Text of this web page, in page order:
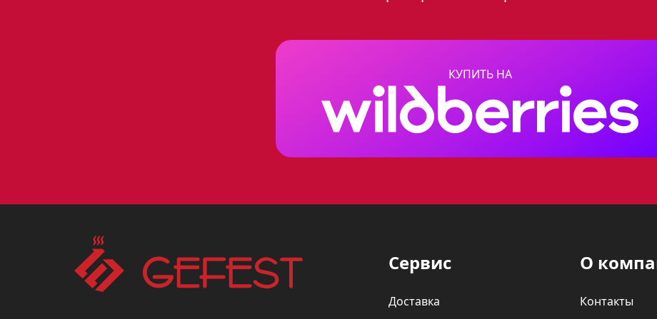
Панель отличается простой в эксплуатации и уходе, благодаря стеклянной
Она имеет отличные эксплуатационные характеристики и приемлемую цену,
привлекательной для широкого круга покупателей.
для людей, любят готовить разнообразные кулинарные шедевры.
Благодаря широкой функциональности и стильному дизайну, она станет
кухни.
КУПИТЬ НА
Сервис
Доставка
О
Контакты